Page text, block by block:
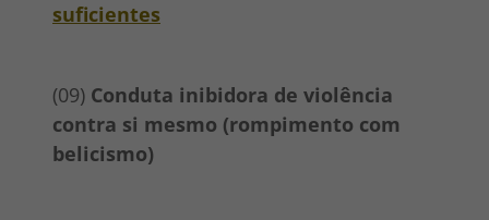
suficientes
(09) Conduta inibidora de violência
contra si mesmo (rompimento com
belicismo)